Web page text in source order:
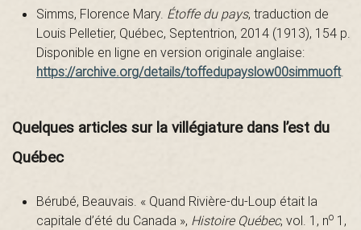
Simms, Florence Mary. Étoffe du pays, traduction de
Louis Pelletier, Québec, Septentrion, 2014 (1913), 154 p.
Disponible en ligne en version originale anglaise:
https://archive.org/details/toffedupayslow00simmuoft.
Quelques articles sur la villégiature dans l’est du
Québec
Bérubé, Beauvais. « Quand Rivière-du-Loup était la
capitale d’été du Canada », Histoire Québec, vol. 1, no 1,